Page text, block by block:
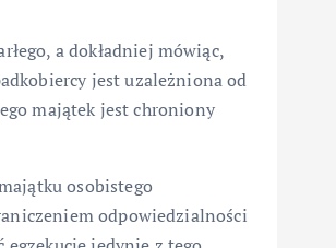
a dokładniej mówiąc,
jest uzależniona od
majątek jest chroniony
osobistego
odpowiedzialności